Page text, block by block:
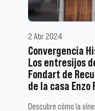
2 Abr 2024
Convergencia
Los entresijos
Fondart de
de la casa
Descubre cómo la